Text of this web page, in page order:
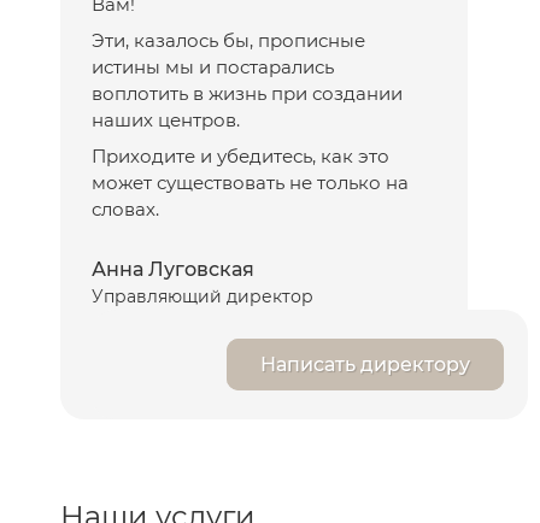
Эти, казалось бы, прописные
истины мы и постарались
воплотить в жизнь при создании
наших центров.
Приходите и убедитесь, как это
может существовать не только на
словах.
Анна Луговская
Управляющий директор
Написать директору